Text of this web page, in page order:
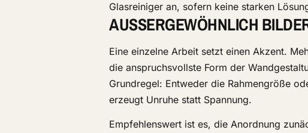
Glasreiniger an, sofern keine starken
AUSSERGEWÖHNLICH
Eine einzelne Arbeit setzt einen Akzent.
die anspruchsvollste Form der
Grundregel: Entweder die Rahmengröße
erzeugt Unruhe statt Spannung.
Empfehlenswert ist es, die Anordnung